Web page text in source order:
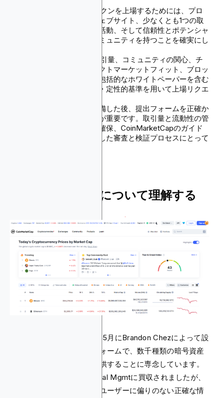
CoinMarketCapでトークンを上場するためには、プロ
ジェクトが機能的なウェブサイト、少なくとも1つの取
引所での非些細な取引活動、そして信頼性とポテンシャ
ルを実証する活発なコミュニティを持つことを確実にし
CoinMarketCapは、取引量、コミュニティの関心、チ
ームの専門性、プロダクトマーケットフィット、ブロッ
クエクスプローラーや包括的なホワイトペーパーを含む
技術仕様などの定量的・定性的基準を用いて上場リクエ
必要な情報をすべて準備した後、提出フォームを正確か
つ完全に記入することが重要です。取引量と流動性の管
理、初期取引所上場の確保、CoinMarketCapのガイド
ラインの遵守は、成功した審査と検証プロセスにとって
CoinMarketCapについて理解する
CoinMarketCapは、2013年5月にBrandon Chezによって設
立された有名なプラットフォームで、数千種類の暗号資産
のリアルタイムデータを提供することに専念しています。
2020年4月にBinance Capital Mgmtに買収されましたが、
独立して運営を続け、小売ユーザーに偏りのない正確な情